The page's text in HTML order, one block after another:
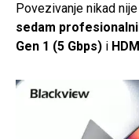
Povezivanje nikad
sedam
Gen 1 (5 Gbps) i